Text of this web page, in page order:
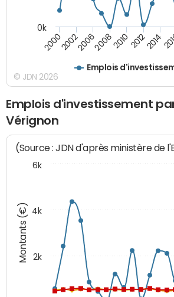
Emplois
20002002200620082010 20122014
0k
© JDN 2026
Emplois d'investissement
Vérignon
Montants (€)
(Source : JDN d'après ministère de
2k
4k
6k